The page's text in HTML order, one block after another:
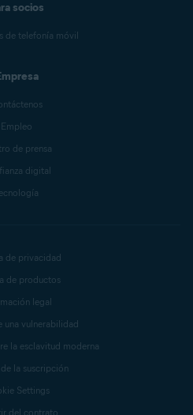
socios
de telefonía móvil
Empleo
de prensa
digital
de privacidad
de productos
legal
una vulnerabilidad
la esclavitud moderna
la suscripción
Settings
del contrato